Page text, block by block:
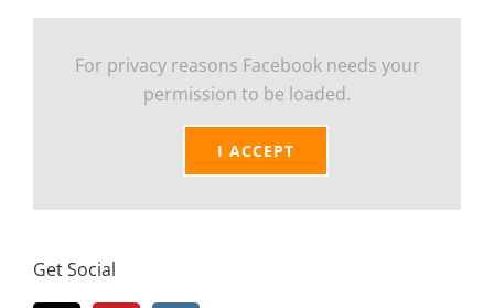
For privacy reasons Facebook needs your
permission to be loaded.
I ACCEPT
Get Social